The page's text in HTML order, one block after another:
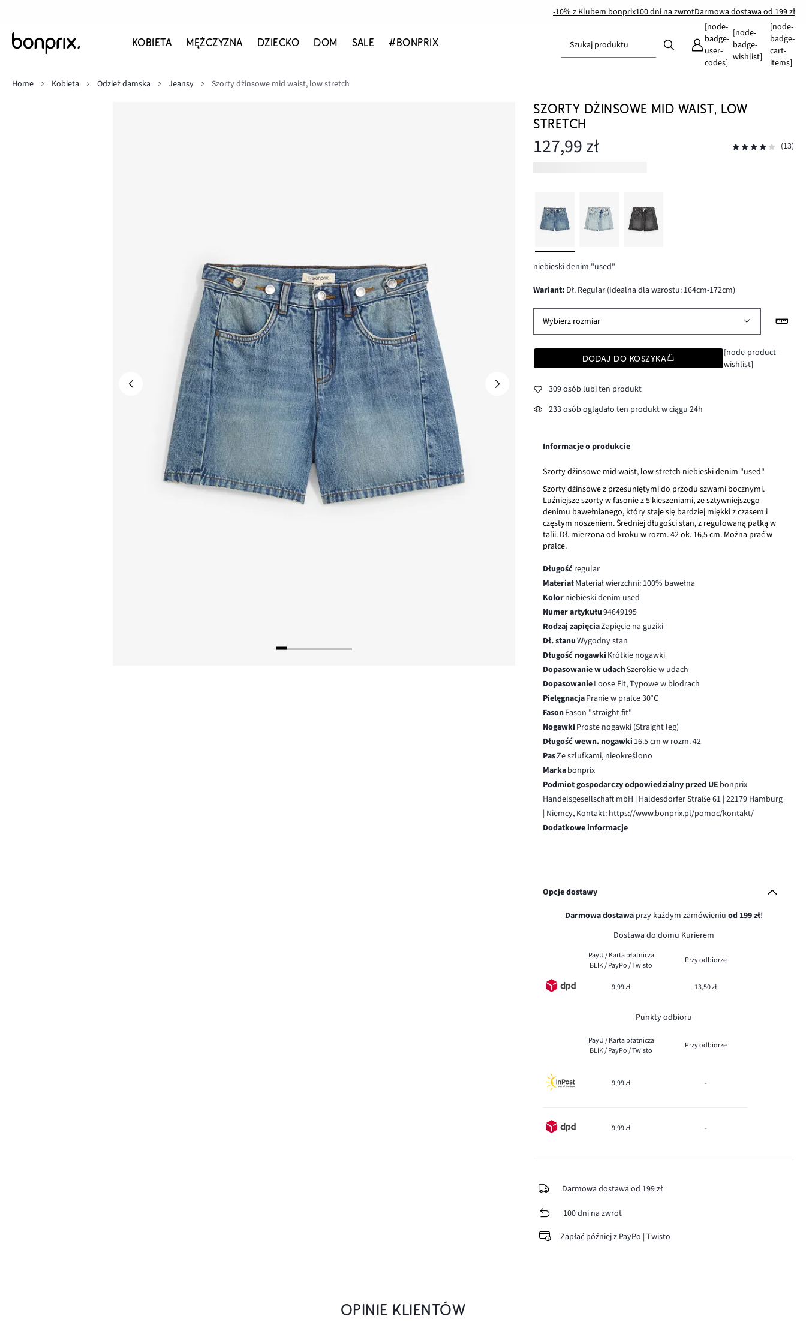
-10% z Klubem bonprix100 dni na zwrotDarmowa dostawa od 199 zł
KOBIETA MĘŻCZYZNA DZIECKO DOM SALE #BONPRIX Szukaj produktu
[node-
badge-
user-
codes]
[node-
badge-
wishlist]
[node-
badge-
cart-
items]
Home
Kobieta Odzież damska Jeansy Szorty dżinsowe mid waist, low stretch
SZORTY DŻINSOWE MID WAIST, LOW
STRETCH
127,99 zł (13)
niebieski denim "used"
wariant: Dł. Regular (Idealna dla wzrostu: 164cm-172cm)
Wybierz rozmiar
DODAJ DO KOSZYKA
[node-product-
wishlist]
309 osób lubi ten produkt
233 osób oglądało ten produkt w ciągu 24h
Informacje o produkcie
Szorty dżinsowe mid waist, low stretch niebieski denim "used"
Szorty dżinsowe z przesuniętymi do przodu szwami bocznymi.
Luźniejsze szorty w fasonie z 5 kieszeniami, ze sztywniejszego
denimu bawełnianego, który staje się bardziej miękki z czasem i
częstym noszeniem. Średniej długości stan, z regulowaną patką w
talii. Dł. mierzona od kroku w rozm. 42 ok. 16,5 cm. Można prać w
pralce.
Długośćregular
MateriałMateriał wierzchni: 100% bawełna
Kolorniebieski denim used
Numer artykułu94649195
Rodzaj zapięciaZapięcie na guziki
Dł. stanuWygodny stan
Długość nogawki Krótkie nogawki
Dopasowanie w udachSzerokie w udach
DopasowanieLoose Fit, Typowe w biodrach
PielęgnacjaPranie w pralce 30°C
FasonFason "straight fit"
Nogawki Proste nogawki (Straight leg)
Długość wewn. nogawki 16.5 cm w rozm. 42
PasZe szlufkami, nieokreślono
Markabonprix
Podmiot gospodarczy odpowiedzialny przed UE bonprix
Handelsgesellschaft mbH | Haldesdorfer Straße 61 | 22179 Hamburg
| Niemcy, Kontakt: https://www.bonprix.pl/pomoc/kontakt/
Dodatkowe informacje
Opcje dostawy
Darmowa dostawaprzy każdym zamówieniu od 199 zł!
Dostawa do domu Kurierem
PayU / Karta płatnicza
BLIK / PayPo / Twisto
Przy odbiorze
9,99 zł 13,50 zł
Punkty odbioru
PayU / Karta płatnicza
BLIK / PayPo / Twisto
Przy odbiorze
9,99 zł -
9,99 zł -
Darmowa dostawa od 199 zł
100 dni na zwrot
Zapłać później z PayPo | Twisto
OPINIE KLIENTÓW